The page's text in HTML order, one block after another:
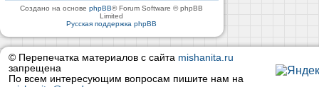
Создано на основеphpBB® Forum Software © phpBB
Limited
Русская поддержка phpBB
© Перепечатка материалов с сайта mishanita.ru
запрещена
По всем интересующим вопросам пишите нам на